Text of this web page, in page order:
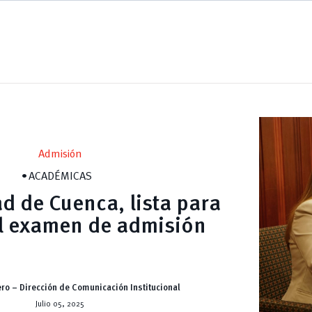
Admisión
ACADÉMICAS
de Cuenca, lista para
examen de admisión
– Dirección de Comunicación Institucional
Julio 05, 2025